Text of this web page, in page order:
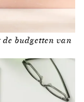
budgetten van